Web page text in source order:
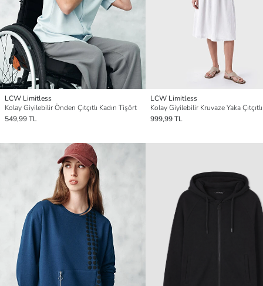
LCW Limitless
Kolay Giyilebilir Önden Çıtçıtlı Kadın Tişört
549,99 TL
LCW Limitless
Kolay Giyilebilir Kruvaze Yaka
999,99 TL